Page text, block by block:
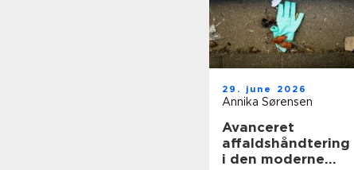
29. june 2026
Annika Sørensen
Avanceret
affaldshåndtering
i den moderne